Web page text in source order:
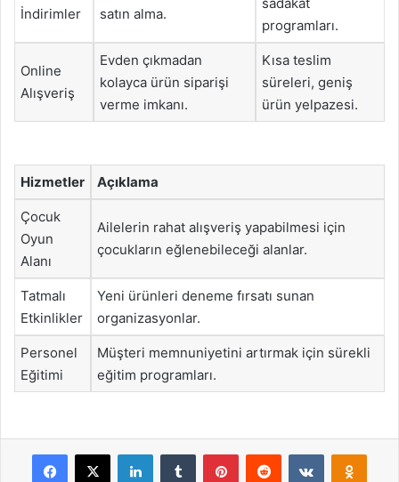
İndirimler
satın alma.
programları.
Online
Alışveriş
Evden çıkmadan
kolayca ürün siparişi
verme imkanı.
Kısa teslim
süreleri, geniş
ürün yelpazesi.
Hizmetler Açıklama
Çocuk
Oyun
Alanı
Ailelerin rahat alışveriş yapabilmesi için
çocukların eğlenebileceği alanlar.
Tatmalı
Etkinlikler
Yeni ürünleri deneme fırsatı sunan
organizasyonlar.
Personel
Eğitimi
Müşteri memnuniyetini artırmak için sürekli
eğitim programları.
Facebook
X LinkedInTumblr PinterestReddit VKontakte